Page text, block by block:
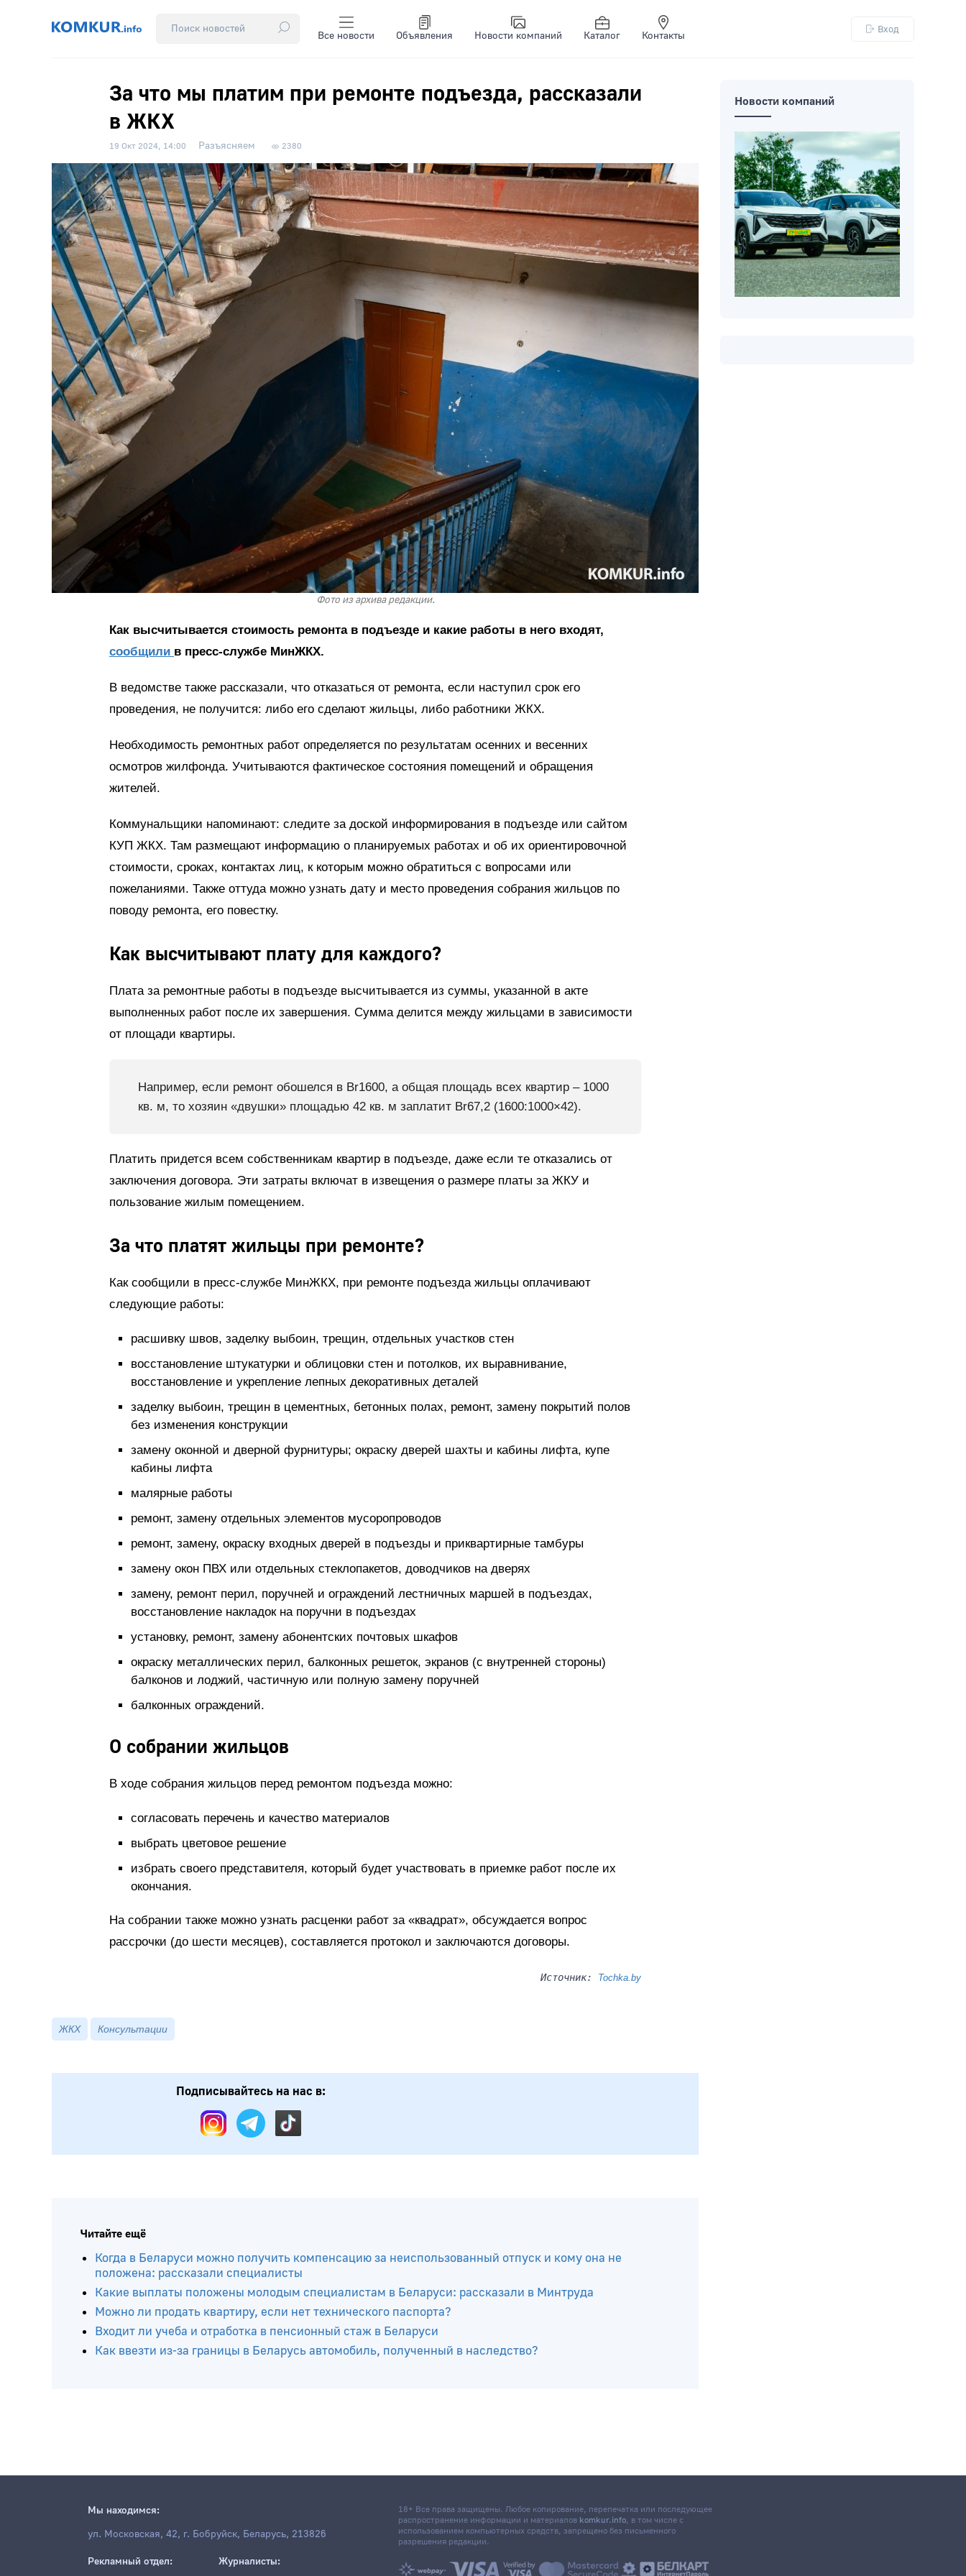
Все новости Объявления Новости компаний Каталог Контакты
Вход
За что мы платим при ремонте подъезда, рассказали
в ЖКХ
19 Окт 2024, 14:00 Разъясняем 2380
Фото из архива редакции.
Как высчитывается стоимость ремонта в подъезде и какие работы в него входят,
сообщили в пресс-службе МинЖКХ.
В ведомстве также рассказали, что отказаться от ремонта, если наступил срок его
проведения, не получится: либо его сделают жильцы, либо работники ЖКХ.
Необходимость ремонтных работ определяется по результатам осенних и весенних
осмотров жилфонда. Учитываются фактическое состояния помещений и обращения
жителей.
Коммунальщики напоминают: следите за доской информирования в подъезде или сайтом
КУП ЖКХ. Там размещают информацию о планируемых работах и об их ориентировочной
стоимости, сроках, контактах лиц, к которым можно обратиться с вопросами или
пожеланиями. Также оттуда можно узнать дату и место проведения собрания жильцов по
поводу ремонта, его повестку.
Как высчитывают плату для каждого?
Плата за ремонтные работы в подъезде высчитывается из суммы, указанной в акте
выполненных работ после их завершения. Сумма делится между жильцами в зависимости
от площади квартиры.
Например, если ремонт обошелся в Br1600, а общая площадь всех квартир – 1000
кв. м, то хозяин «двушки» площадью 42 кв. м заплатит Br67,2 (1600:1000×42).
Платить придется всем собственникам квартир в подъезде, даже если те отказались от
заключения договора. Эти затраты включат в извещения о размере платы за ЖКУ и
пользование жилым помещением.
За что платят жильцы при ремонте?
Как сообщили в пресс-службе МинЖКХ, при ремонте подъезда жильцы оплачивают
следующие работы:
расшивку швов, заделку выбоин, трещин, отдельных участков стен
восстановление штукатурки и облицовки стен и потолков, их выравнивание,
восстановление и укрепление лепных декоративных деталей
заделку выбоин, трещин в цементных, бетонных полах, ремонт, замену покрытий полов
без изменения конструкции
замену оконной и дверной фурнитуры; окраску дверей шахты и кабины лифта, купе
кабины лифта
малярные работы
ремонт, замену отдельных элементов мусоропроводов
ремонт, замену, окраску входных дверей в подъезды и приквартирные тамбуры
замену окон ПВХ или отдельных стеклопакетов, доводчиков на дверях
замену, ремонт перил, поручней и ограждений лестничных маршей в подъездах,
восстановление накладок на поручни в подъездах
установку, ремонт, замену абонентских почтовых шкафов
окраску металлических перил, балконных решеток, экранов (с внутренней стороны)
балконов и лоджий, частичную или полную замену поручней
балконных ограждений.
О собрании жильцов
В ходе собрания жильцов перед ремонтом подъезда можно:
согласовать перечень и качество материалов
выбрать цветовое решение
избрать своего представителя, который будет участвовать в приемке работ после их
окончания.
На собрании также можно узнать расценки работ за «квадрат», обсуждается вопрос
рассрочки (до шести месяцев), составляется протокол и заключаются договоры.
Источник: Tochka.by
ЖКХ Консультации
Подписывайтесь на нас в:
Читайте ещё
Когда в Беларуси можно получить компенсацию за неиспользованный отпуск и кому она не
положена: рассказали специалисты
Какие выплаты положены молодым специалистам в Беларуси: рассказали в Минтруда
Новости компаний
Мы находимся:
18+ Все права защищены. Любое копирование, перепечатка или последующее